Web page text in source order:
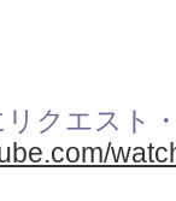
エスト・